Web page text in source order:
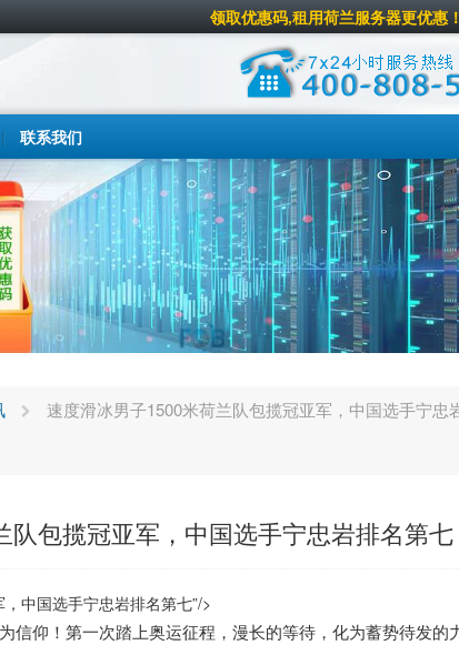
领取优惠码,租用荷兰服务器更优惠！
联系我们
速度滑冰男子1500米荷兰队包揽冠亚军，中国选手宁忠
队包揽冠亚军，中国选手宁忠岩排名第七
中国选手宁忠岩排名第七”/>
仰！第一次踏上奥运征程，漫长的等待，化为蓄势待发的